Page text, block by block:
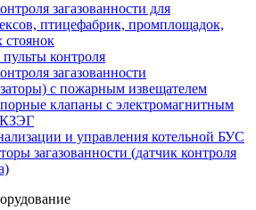
загазованности для
птицефабрик, промплощадок,
стоянок
контроля
загазованности
с пожарным извещателем
клапаны с электромагнитным
и управления котельной БУС
загазованности (датчик контроля